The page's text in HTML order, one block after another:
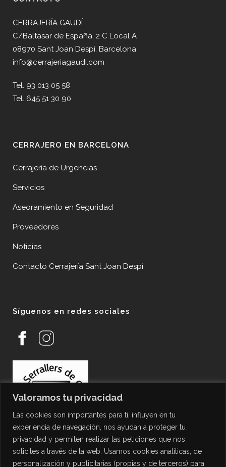
Valoramos tu privacidad
Las cookies son importantes para ti, influyen en tu
experiencia de navegación, nos ayudan a proteger tu
privacidad y permiten realizar las peticiones que nos
solicites a través de la web. Usamos cookies analíticas, de
personalización y publicitarias (propias y de terceros) para
CERRAJERÍA GAUDÍ
C/Baltasar de España, 2 C Local A
08970 Sant Joan Despí, Barcelona
info@cerrajeriagaudi.com
Tel. 93 013 05 58
Tel. 645 51 30 90
CERRAJERO EN BARCELONA
Cerrajería de Urgencias
Servicios
Aseoramiento en Seguridad
Proveedores
Noticias
Contacto Cerrajería Sant Joan Despí
Síguenos en redes sociales
PROTECCIÓN DE DATOS